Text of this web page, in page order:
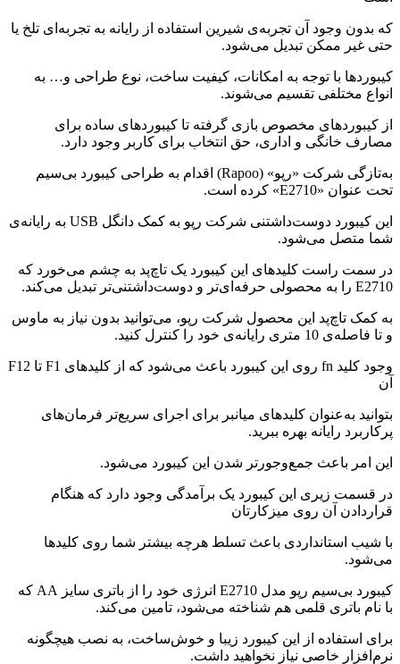
که بدون وجود آن تجربه‌‎ی شیرین استفاده از رایانه به تجربه‌ای تلخ یا
حتی غیر ممکن تبدیل می‌شود.
کیبوردها با توجه به امکانات، کیفیت ساخت، نوع طراحی و… به
انواع مختلفی تقسیم می‌شوند.
از کیبوردهای مخصوص بازی گرفته تا کیبوردهای ساده برای
مصارف خانگی و اداری، حق انتخاب برای کاربر وجود دارد.
به‌تازگی شرکت «رپو» (Rapoo) اقدام به طراحی کیبورد بی‌سیم
تحت عنوان «E2710» کرده است.
این کیبورد دوست‌داشتنی شرکت رپو به کمک دانگل USB به رایانه‌ی
شما متصل می‌شود.
در سمت راست کلیدهای این کیبورد یک تاچ‌پد به چشم می‌خورد که
E2710 را به محصولی حرفه‌ای‌تر و دوست‌داشتنی‌تر تبدیل می‌کند.
به کمک تاچ‌پد این محصول شرکت رپو، می‌توانید بدون نیاز به ماوس
و تا فاصله‌ی 10 متری رایانه‌ی خود را کنترل کنید.
وجود کلید fn روی این کیبورد باعث می‌شود که از کلیدهای F1 تا F12
آن
بتوانید به‌عنوان کلیدهای میانبر برای اجرای سریع‌تر فرمان‌های
پرکاربرد رایانه بهره ببرید.
این امر باعث جمع‌وجور‌تر شدن این کیبورد می‌شود.
در قسمت زیری این کیبورد یک برآمدگی وجود دارد که هنگام
قراردادن آن روی میزکارتان
با شیب استانداردی باعث تسلط هرچه بیشتر شما روی کلیدها
می‌شود.
کیبورد بی‌سیم رپو مدل E2710 انرژی خود را از باتری سایز AA که
با نام باتری قلمی هم شناخته می‌شود، تامین می‌کند.
برای استفاده از این کیبورد زیبا و خوش‌ساخت، به نصب هیچگونه
نرم‌افزار خاصی نیاز نخواهید داشت.